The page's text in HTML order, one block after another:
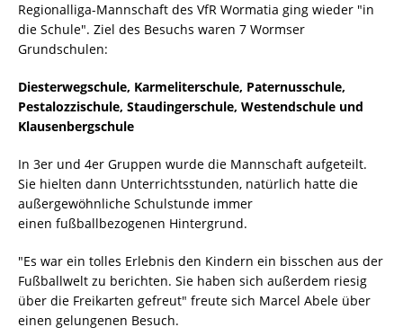
Regionalliga-Mannschaft des VfR Wormatia ging wieder "in
die Schule". Ziel des Besuchs waren 7 Wormser
Grundschulen:
Diesterwegschule, Karmeliterschule, Paternusschule,
Pestalozzischule, Staudingerschule, Westendschule und
Klausenbergschule
In 3er und 4er Gruppen wurde die Mannschaft aufgeteilt.
Sie hielten dann Unterrichtsstunden, natürlich hatte die
außergewöhnliche Schulstunde immer
einen fußballbezogenen Hintergrund.
"Es war ein tolles Erlebnis den Kindern ein bisschen aus der
Fußballwelt zu berichten. Sie haben sich außerdem riesig
über die Freikarten gefreut" freute sich Marcel Abele über
einen gelungenen Besuch.